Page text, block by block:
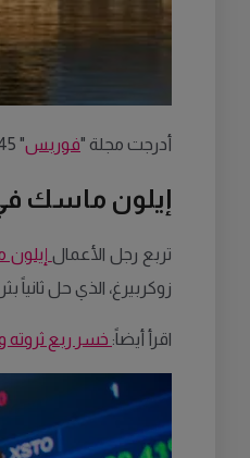
أدرجت مجلة "فوربس" 45 سويدياً ضمن قائمتها الجديدة لأغنى أغنياء العالم، والتي تضمنت هذا العام 3,028 مليارديراً بالدولار، بزيادة قدرها 247 شخصاً مقارنة بالعام الماضي، وفقاً لما أعلنته المجلة.
إيلون ماسك
تربع رجل الأعمال
زوكربيرغ، الذي حل ثانياً بثروة تبلغ 216 مليار دولار. في المرتبة الثالثة جاء مؤسس "أمازون" جيف بيزوس
اقرأ أيضاً: خسر ربع ثروته